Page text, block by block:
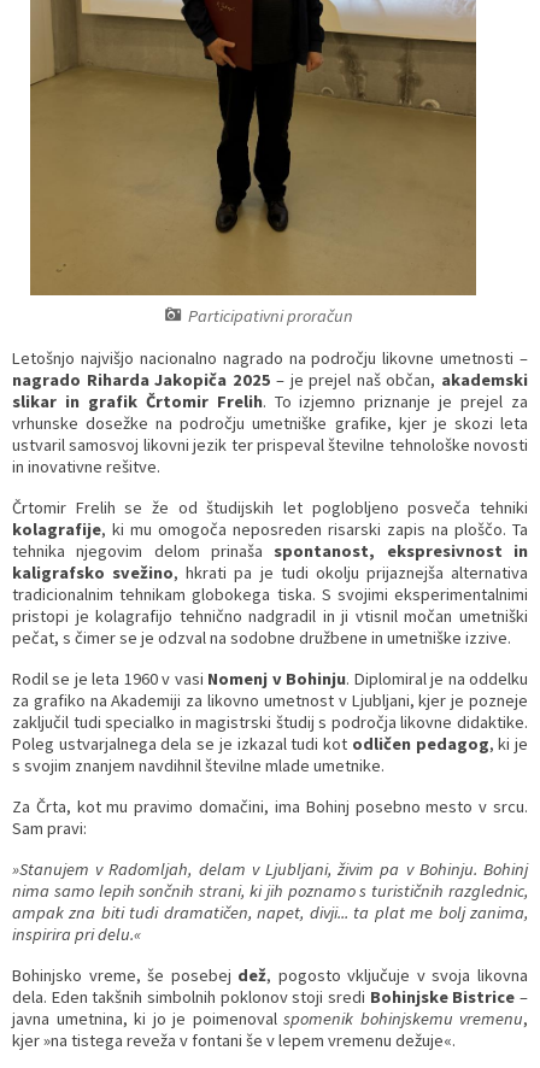
Participativni proračun
Letošnjo najvišjo nacionalno nagrado na področju likovne umetnosti –
nagrado Riharda Jakopiča 2025 – je prejel naš občan, akademski
slikar in grafik Črtomir Frelih. To izjemno priznanje je prejel za
vrhunske dosežke na področju umetniške grafike, kjer je skozi leta
ustvaril samosvoj likovni jezik ter prispeval številne tehnološke novosti
in inovativne rešitve.
Črtomir Frelih se že od študijskih let poglobljeno posveča tehniki
kolagrafije, ki mu omogoča neposreden risarski zapis na ploščo. Ta
tehnika njegovim delom prinaša spontanost, ekspresivnost in
kaligrafsko svežino, hkrati pa je tudi okolju prijaznejša alternativa
tradicionalnim tehnikam globokega tiska. S svojimi eksperimentalnimi
pristopi je kolagrafijo tehnično nadgradil in ji vtisnil močan umetniški
pečat, s čimer se je odzval na sodobne družbene in umetniške izzive.
Rodil se je leta 1960 v vasi Nomenj v Bohinju. Diplomiral je na oddelku
za grafiko na Akademiji za likovno umetnost v Ljubljani, kjer je pozneje
zaključil tudi specialko in magistrski študij s področja likovne didaktike.
Poleg ustvarjalnega dela se je izkazal tudi kot odličen pedagog, ki je
s svojim znanjem navdihnil številne mlade umetnike.
Za Črta, kot mu pravimo domačini, ima Bohinj posebno mesto v srcu.
Sam pravi:
»Stanujem v Radomljah, delam v Ljubljani, živim pa v Bohinju. Bohinj
nima samo lepih sončnih strani, ki jih poznamo s turističnih razglednic,
ampak zna biti tudi dramatičen, napet, divji... ta plat me bolj zanima,
inspirira pri delu.«
Bohinjsko vreme, še posebej dež, pogosto vključuje v svoja likovna
dela. Eden takšnih simbolnih poklonov stoji sredi Bohinjske Bistrice –
javna umetnina, ki jo je poimenoval spomenik bohinjskemu vremenu,
kjer »na tistega reveža v fontani še v lepem vremenu dežuje«.
Prostorski dokumenti
Proračunski dokumenti
Skupna občinska uprava
Civilna zaščita in požarna varnost
Lokacije defibrilatorjev
Merilniki hitrosti